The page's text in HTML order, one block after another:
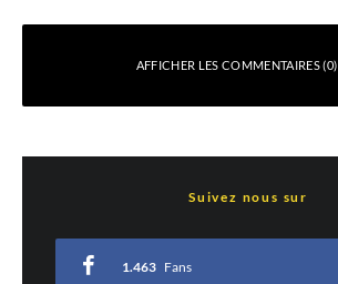
AFFICHER LES COMMENTAIRES (0)
*
Suivez nous sur
1.463 Fans